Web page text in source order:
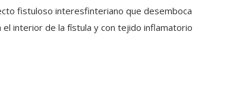
fistuloso interesfinteriano que desemboca
interior de la fístula y con tejido inflamatorio